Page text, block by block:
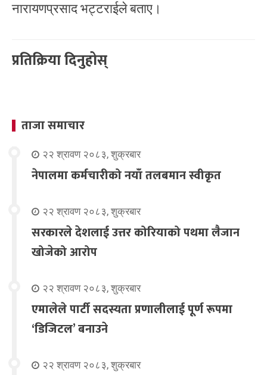
नारायणप्रसाद भट्टराईले बताए।
प्रतिक्रिया दिनुहोस्
ताजा समाचार
२२ श्रावण २०८३, शुक्रबार
नेपालमा कर्मचारीको नयाँ तलबमान स्वीकृत
२२ श्रावण २०८३, शुक्रबार
सरकारले देशलाई उत्तर कोरियाको पथमा लैजान
खोजेको आरोप
२२ श्रावण २०८३, शुक्रबार
एमालेले पार्टी सदस्यता प्रणालीलाई पूर्ण रूपमा
‘डिजिटल’ बनाउने
२२ श्रावण २०८३, शुक्रबार